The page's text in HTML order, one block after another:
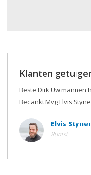
Klanten
Beste Dirk Uw mannen
Bedankt Mvg Elvis
Elvis
Rumst